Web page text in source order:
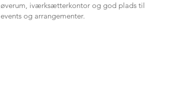
øverum, iværksætterkontor og god plads til
events og arrangementer.